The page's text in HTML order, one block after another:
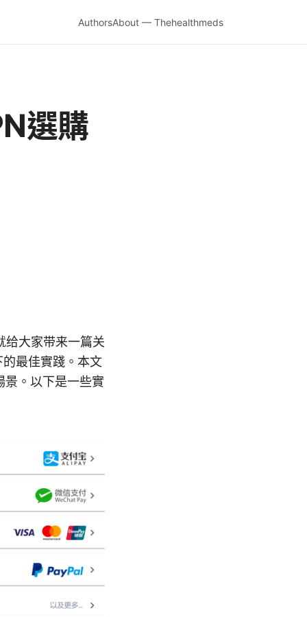
AuthorsAbout — Thehealthmeds
選購
给大家带来一篇关
最佳實踐。本文
景。以下是一些實